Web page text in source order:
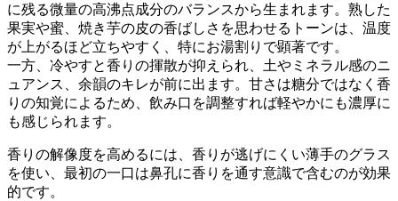
に残る微量の高沸点成分のバランスから生まれます。熟した
果実や蜜、焼き芋の皮の香ばしさを思わせるトーンは、温度
が上がるほど立ちやすく、特にお湯割りで顕著です。
一方、冷やすと香りの揮散が抑えられ、土やミネラル感のニ
ュアンス、余韻のキレが前に出ます。甘さは糖分ではなく香
りの知覚によるため、飲み口を調整すれば軽やかにも濃厚に
も感じられます。
香りの解像度を高めるには、香りが逃げにくい薄手のグラス
を使い、最初の一口は鼻孔に香りを通す意識で含むのが効果
的です。